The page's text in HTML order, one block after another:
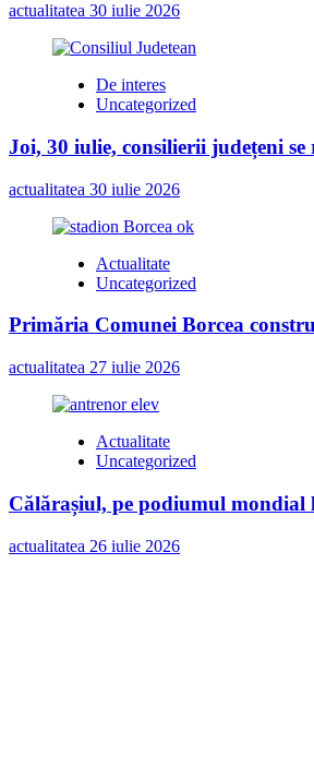
actualitatea 30 iulie 2026
De interes
Uncategorized
Joi, 30 iulie, consilierii județeni se
actualitatea 30 iulie 2026
Actualitate
Uncategorized
Primăria Comunei Borcea
actualitatea 27 iulie 2026
Actualitate
Uncategorized
Călărașiul, pe podiumul
actualitatea 26 iulie 2026